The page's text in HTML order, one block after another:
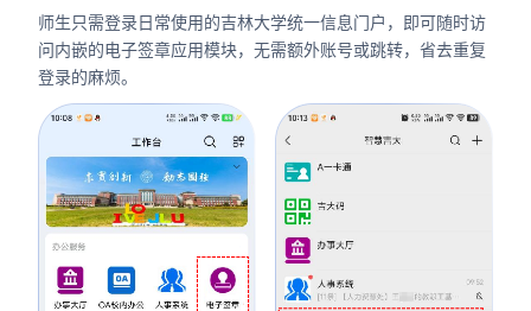
师生只需登录日常使用的吉林大学统一信息门户，即可随时访
问内嵌的电子签章应用模块，无需额外账号或跳转，省去重复
登录的麻烦。